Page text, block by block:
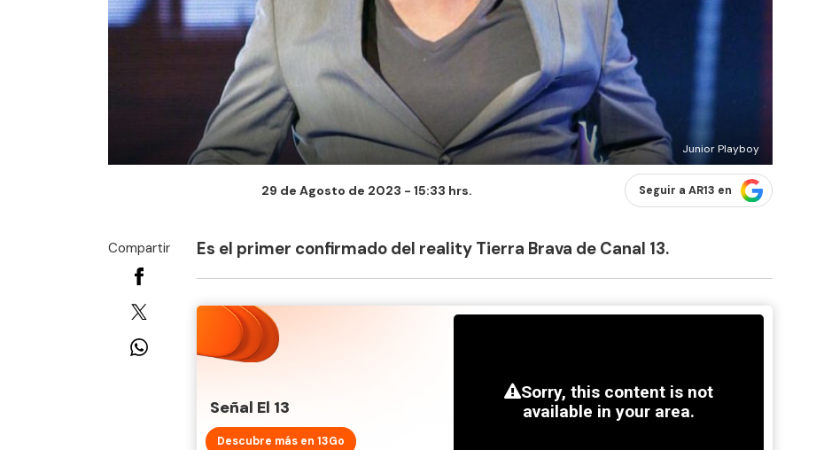
Junior Playboy
29 de Agosto de 2023 - 15:33 hrs. Seguir a AR13 en
Compartir Es el primer confirmado del reality Tierra Brava de Canal 13.
Señal El 13
Descubre más en 13Go